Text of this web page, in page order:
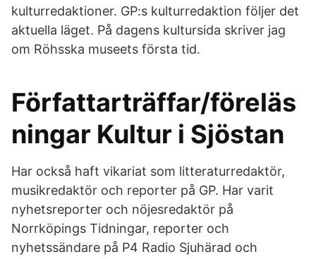
kulturredaktioner. GP:s kulturredaktion följer det
aktuella läget. På dagens kultursida skriver jag
om Röhsska museets första tid.
Författarträffar/föreläs
ningar Kultur i Sjöstan
Har också haft vikariat som litteraturredaktör,
musikredaktör och reporter på GP. Har varit
nyhetsreporter och nöjesredaktör på
Norrköpings Tidningar, reporter och
nyhetssändare på P4 Radio Sjuhärad och